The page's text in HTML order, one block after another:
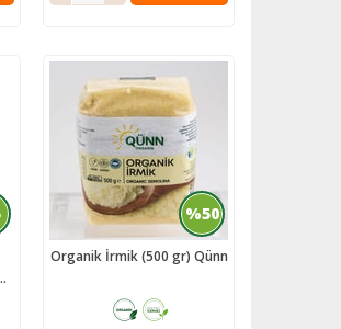
%50
Organik İrmik (500 gr) Qünn